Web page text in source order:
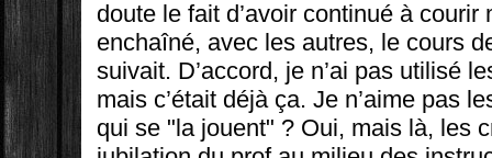
doute le fait d’avoir continué à courir
enchaîné, avec les autres, le cours
suivait. D’accord, je n’ai pas utilisé
mais c’était déjà ça. Je n’aime pas
qui se "la jouent" ? Oui, mais là, les